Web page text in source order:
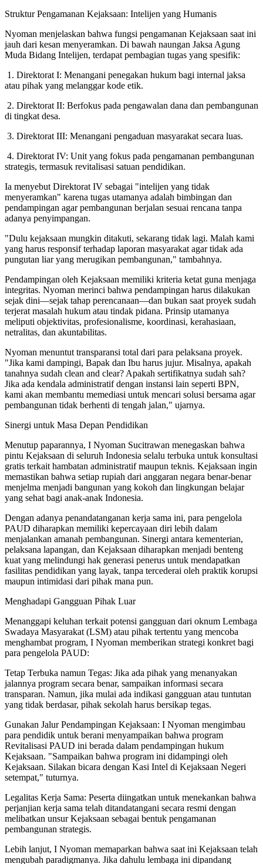
Struktur Pengamanan Kejaksaan: Intelijen yang Humanis
Nyoman menjelaskan bahwa fungsi pengamanan Kejaksaan saat ini
jauh dari kesan menyeramkan. Di bawah naungan Jaksa Agung
Muda Bidang Intelijen, terdapat pembagian tugas yang spesifik:
1. Direktorat I: Menangani penegakan hukum bagi internal jaksa
atau pihak yang melanggar kode etik.
2. Direktorat II: Berfokus pada pengawalan dana dan pembangunan
di tingkat desa.
3. Direktorat III: Menangani pengaduan masyarakat secara luas.
4. Direktorat IV: Unit yang fokus pada pengamanan pembangunan
strategis, termasuk revitalisasi satuan pendidikan.
Ia menyebut Direktorat IV sebagai "intelijen yang tidak
menyeramkan" karena tugas utamanya adalah bimbingan dan
pendampingan agar pembangunan berjalan sesuai rencana tanpa
adanya penyimpangan.
"Dulu kejaksaan mungkin ditakuti, sekarang tidak lagi. Malah kami
yang harus responsif terhadap laporan masyarakat agar tidak ada
pungutan liar yang merugikan pembangunan," tambahnya.
Pendampingan oleh Kejaksaan memiliki kriteria ketat guna menjaga
integritas. Nyoman merinci bahwa pendampingan harus dilakukan
sejak dini—sejak tahap perencanaan—dan bukan saat proyek sudah
terjerat masalah hukum atau tindak pidana. Prinsip utamanya
meliputi objektivitas, profesionalisme, koordinasi, kerahasiaan,
netralitas, dan akuntabilitas.
Nyoman menuntut transparansi total dari para pelaksana proyek.
"Jika kami dampingi, Bapak dan Ibu harus jujur. Misalnya, apakah
tanahnya sudah clean and clear? Apakah sertifikatnya sudah sah?
Jika ada kendala administratif dengan instansi lain seperti BPN,
kami akan membantu memediasi untuk mencari solusi bersama agar
pembangunan tidak berhenti di tengah jalan," ujarnya.
Sinergi untuk Masa Depan Pendidikan
Menutup paparannya, I Nyoman Sucitrawan menegaskan bahwa
pintu Kejaksaan di seluruh Indonesia selalu terbuka untuk konsultasi
gratis terkait hambatan administratif maupun teknis. Kejaksaan ingin
memastikan bahwa setiap rupiah dari anggaran negara benar-benar
menjelma menjadi bangunan yang kokoh dan lingkungan belajar
yang sehat bagi anak-anak Indonesia.
Dengan adanya penandatanganan kerja sama ini, para pengelola
PAUD diharapkan memiliki kepercayaan diri lebih dalam
menjalankan amanah pembangunan. Sinergi antara kementerian,
pelaksana lapangan, dan Kejaksaan diharapkan menjadi benteng
kuat yang melindungi hak generasi penerus untuk mendapatkan
fasilitas pendidikan yang layak, tanpa tercederai oleh praktik korupsi
maupun intimidasi dari pihak mana pun.
Menghadapi Gangguan Pihak Luar
​Menanggapi keluhan terkait potensi gangguan dari oknum Lembaga
Swadaya Masyarakat (LSM) atau pihak tertentu yang mencoba
menghambat program, I Nyoman memberikan strategi konkret bagi
para pengelola PAUD:
​Tetap Terbuka namun Tegas: Jika ada pihak yang menanyakan
jalannya program secara benar, sampaikan informasi secara
transparan. Namun, jika mulai ada indikasi gangguan atau tuntutan
yang tidak berdasar, pihak sekolah harus bersikap tegas.
​Gunakan Jalur Pendampingan Kejaksaan: I Nyoman mengimbau
para pendidik untuk berani menyampaikan bahwa program
Revitalisasi PAUD ini berada dalam pendampingan hukum
Kejaksaan. "Sampaikan bahwa program ini didampingi oleh
Kejaksaan. Silakan bicara dengan Kasi Intel di Kejaksaan Negeri
setempat," tuturnya.
​Legalitas Kerja Sama: Peserta diingatkan untuk menekankan bahwa
perjanjian kerja sama telah ditandatangani secara resmi dengan
melibatkan unsur Kejaksaan sebagai bentuk pengamanan
pembangunan strategis.
Lebih lanjut, I Nyoman memaparkan bahwa saat ini Kejaksaan telah
mengubah paradigmanya. Jika dahulu lembaga ini dipandang